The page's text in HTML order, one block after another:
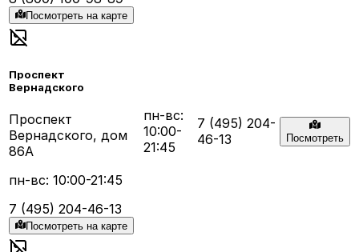
Посмотреть на карте
Проспект
Вернадского
Проспект
Вернадского, дом
86А
пн-вс: 10:00-21:45
7 (495) 204-46-13
Посмотреть на карте
пн-вс:
10:00-
21:45
7 (495) 204-
46-13
Посмотреть